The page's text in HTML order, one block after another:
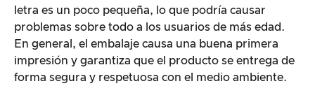
letra es un poco pequeña, lo que podría causar
problemas sobre todo a los usuarios de más edad.
En general, el embalaje causa una buena primera
impresión y garantiza que el producto se entrega de
forma segura y respetuosa con el medio ambiente.